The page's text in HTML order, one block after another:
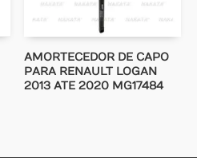
AMORTECEDOR DE CAPO
PARA RENAULT LOGAN
2013 ATE 2020 MG17484